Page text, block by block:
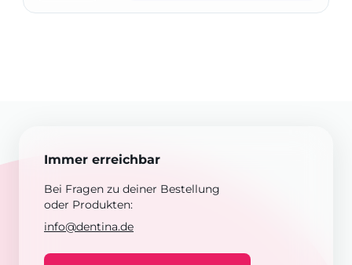
Immer erreichbar
Bei Fragen zu deiner Bestellung
oder Produkten:
info@dentina.de